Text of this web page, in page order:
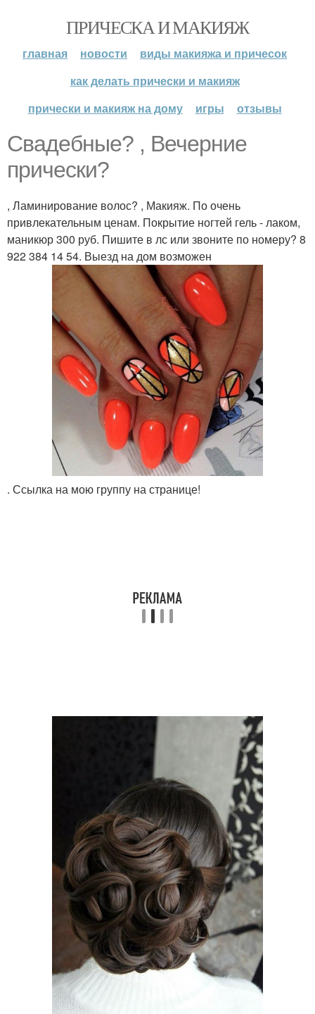
ПРИЧЕСКА И МАКИЯЖ
главная новости
виды макияжа и причесок
как делать прически и макияж
прически и макияж на дому
игры отзывы
Свадебные? , Вечерние
прически?
, Ламинирование волос? , Макияж. По очень
привлекательным ценам. Покрытие ногтей гель - лаком,
маникюр 300 руб. Пишите в лс или звоните по номеру? 8
922 384 14 54. Выезд на дом возможен
. Ссылка на мою группу на странице!